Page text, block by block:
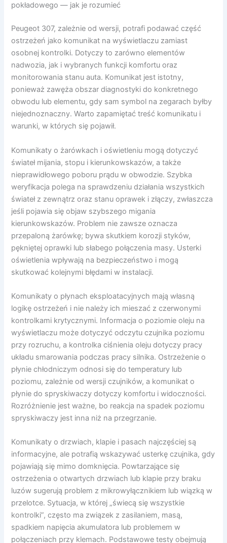
pokładowego — jak je rozumieć
Peugeot 307, zależnie od wersji, potrafi podawać część
ostrzeżeń jako komunikat na wyświetlaczu zamiast
osobnej kontrolki. Dotyczy to zarówno elementów
nadwozia, jak i wybranych funkcji komfortu oraz
monitorowania stanu auta. Komunikat jest istotny,
ponieważ zawęża obszar diagnostyki do konkretnego
obwodu lub elementu, gdy sam symbol na zegarach byłby
niejednoznaczny. Warto zapamiętać treść komunikatu i
warunki, w których się pojawił.
Komunikaty o żarówkach i oświetleniu mogą dotyczyć
świateł mijania, stopu i kierunkowskazów, a także
nieprawidłowego poboru prądu w obwodzie. Szybka
weryfikacja polega na sprawdzeniu działania wszystkich
świateł z zewnątrz oraz stanu oprawek i złączy, zwłaszcza
jeśli pojawia się objaw szybszego migania
kierunkowskazów. Problem nie zawsze oznacza
przepaloną żarówkę; bywa skutkiem korozji styków,
pękniętej oprawki lub słabego połączenia masy. Usterki
oświetlenia wpływają na bezpieczeństwo i mogą
skutkować kolejnymi błędami w instalacji.
Komunikaty o płynach eksploatacyjnych mają własną
logikę ostrzeżeń i nie należy ich mieszać z czerwonymi
kontrolkami krytycznymi. Informacja o poziomie oleju na
wyświetlaczu może dotyczyć odczytu czujnika poziomu
przy rozruchu, a kontrolka ciśnienia oleju dotyczy pracy
układu smarowania podczas pracy silnika. Ostrzeżenie o
płynie chłodniczym odnosi się do temperatury lub
poziomu, zależnie od wersji czujników, a komunikat o
płynie do spryskiwaczy dotyczy komfortu i widoczności.
Rozróżnienie jest ważne, bo reakcja na spadek poziomu
spryskiwaczy jest inna niż na przegrzanie.
Komunikaty o drzwiach, klapie i pasach najczęściej są
informacyjne, ale potrafią wskazywać usterkę czujnika, gdy
pojawiają się mimo domknięcia. Powtarzające się
ostrzeżenia o otwartych drzwiach lub klapie przy braku
luzów sugerują problem z mikrowyłącznikiem lub wiązką w
przelotce. Sytuacja, w której „świecą się wszystkie
kontrolki”, często ma związek z zasilaniem, masą,
spadkiem napięcia akumulatora lub problemem w
połączeniach przy klemach. Podstawowe testy obejmują